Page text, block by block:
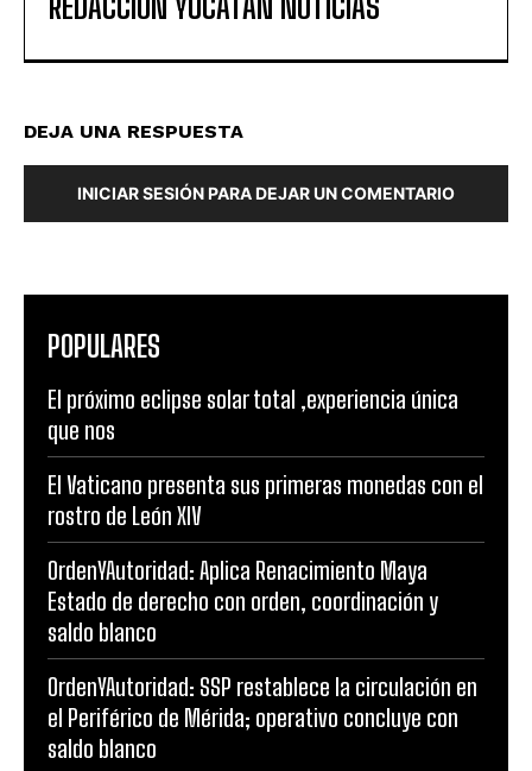
DEJA UNA RESPUESTA
INICIAR SESIÓN PARA DEJAR UN COMENTARIO
POPULARES
El próximo eclipse solar total ,experiencia única
que nos
El Vaticano presenta sus primeras monedas con el
rostro de León XIV
OrdenYAutoridad: Aplica Renacimiento Maya
Estado de derecho con orden, coordinación y
saldo blanco
OrdenYAutoridad: SSP restablece la circulación en
el Periférico de Mérida; operativo concluye con
saldo blanco